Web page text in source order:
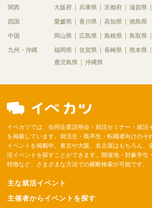
関西 大阪府 兵庫県 京都府 滋賀県
四国 愛媛県 香川県 高知県 徳島県
中国 岡山県 広島県 島根県 鳥取県
九州・沖縄 福岡県 佐賀県 長崎県 熊本県
鹿児島県
沖縄県
イベカツでは、合同企業説明会・就活セミナー・就活
を掲載しています。就活生・既卒生・転職者向けのそ
イベントを掲載中。東京や大阪、名古屋はもちろん、
活イベントを探すことができます。開催地・対象学生
特徴など、さまざまな方法での横断検索が可能です。
主な就活イベント
主催者からイベントを探す